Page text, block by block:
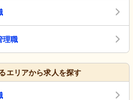
理職
エリアから求人を探す